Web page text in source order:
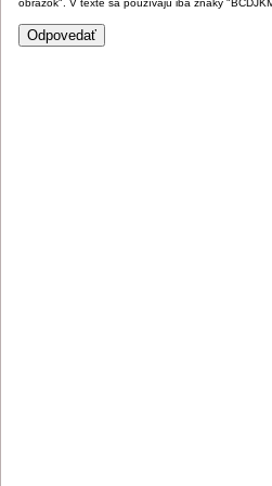
obrázok". V texte sa používajú iba znaky